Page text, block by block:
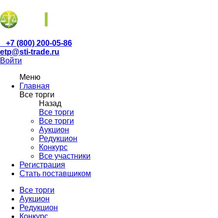
+7 (800) 200-05-86
etp@sti-trade.ru
Войти
Меню
Главная
Все торги
Назад
Все торги
Все торги
Аукцион
Редукцион
Конкурс
Все участники
Регистрация
Стать поставщиком
Все торги
Аукцион
Редукцион
Конкурс